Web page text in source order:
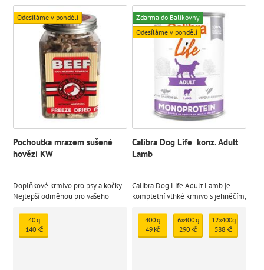
Odesíláme v pondělí
Pochoutka mrazem sušené
hovězí KW
Doplňkové krmivo pro psy a kočky.
Nejlepší odměnou pro vašeho
mrazem sušený pamlsek
40 g
140 Kč
Zdarma do Balíkovny
Odesíláme v pondělí
Calibra Dog Life konz. Adult
Lamb
Calibra Dog Life Adult Lamb je
kompletní vlhké krmivo s jehněčím,
Monoproteinová receptura je bez
lepku a je sestavena z omezeného
počtu ingrediencí ze 100%
400 g
49 Kč
6x400 g
290 Kč
12x400g
588 Kč